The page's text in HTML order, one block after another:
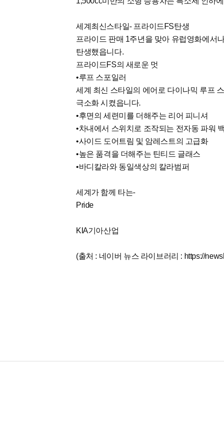
세계최신스타일- 프라이드FS탄생
프라이드 판매 1주년을 맞아 유럽영화에서
탄생했읍니다.
프라이드FS의 새로운 멋
•루프 스포일러
세계 최신 스타일의 에어로 다이나믹 루프
극소화 시켰읍니다.
•후면의 세련미를 더해주는 리어 피니셔
•차내에서 스위치로 조작되는 전자동 파워
•사이드 도어트림 및 암레스트의 고급화
•높은 품격을 더해주는 틴티드 글래스
•바디칼라와 동일색상의 칼라범퍼
세계가 함께 타는-
Pride
KIA기아산업
(출처 : 네이버 뉴스 라이브러리 : https://